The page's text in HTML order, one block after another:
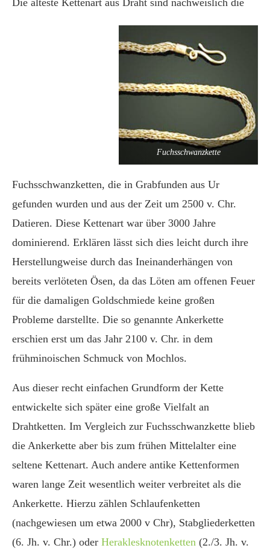
Fuchsschwanzkette
Fuchsschwanzketten, die in Grabfunden aus Ur
gefunden wurden und aus der Zeit um 2500 v. Chr.
Datieren. Diese Kettenart war über 3000 Jahre
dominierend. Erklären lässt sich dies leicht durch ihre
Herstellungweise durch das Ineinanderhängen von
bereits verlöteten Ösen, da das Löten am offenen Feuer
für die damaligen Goldschmiede keine großen
Probleme darstellte. Die so genannte Ankerkette
erschien erst um das Jahr 2100 v. Chr. in dem
frühminoischen Schmuck von Mochlos.
Aus dieser recht einfachen Grundform der Kette
entwickelte sich später eine große Vielfalt an
Drahtketten. Im Vergleich zur Fuchsschwanzkette blieb
die Ankerkette aber bis zum frühen Mittelalter eine
seltene Kettenart. Auch andere antike Kettenformen
waren lange Zeit wesentlich weiter verbreitet als die
Ankerkette. Hierzu zählen Schlaufenketten
(nachgewiesen um etwa 2000 v Chr), Stabgliederketten
(6. Jh. v. Chr.) oder Heraklesknotenketten (2./3. Jh. v.